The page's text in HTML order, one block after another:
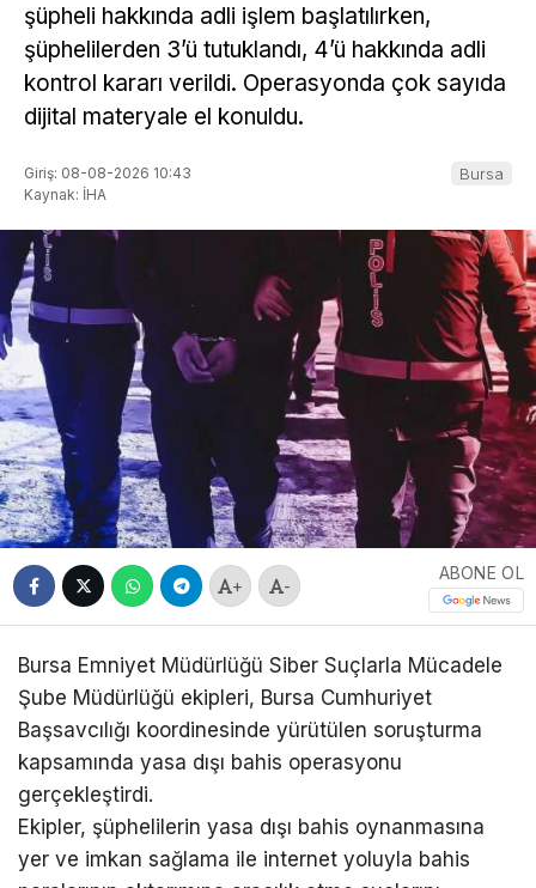
şüpheli hakkında adli işlem başlatılırken,
şüphelilerden 3’ü tutuklandı, 4’ü hakkında adli
kontrol kararı verildi. Operasyonda çok sayıda
dijital materyale el konuldu.
Giriş: 08-08-2026 10:43
Kaynak: İHA
Bursa
+ -
ABONE OL
Bursa Emniyet Müdürlüğü Siber Suçlarla Mücadele
Şube Müdürlüğü ekipleri, Bursa Cumhuriyet
Başsavcılığı koordinesinde yürütülen soruşturma
kapsamında yasa dışı bahis operasyonu
gerçekleştirdi.
Ekipler, şüphelilerin yasa dışı bahis oynanmasına
yer ve imkan sağlama ile internet yoluyla bahis